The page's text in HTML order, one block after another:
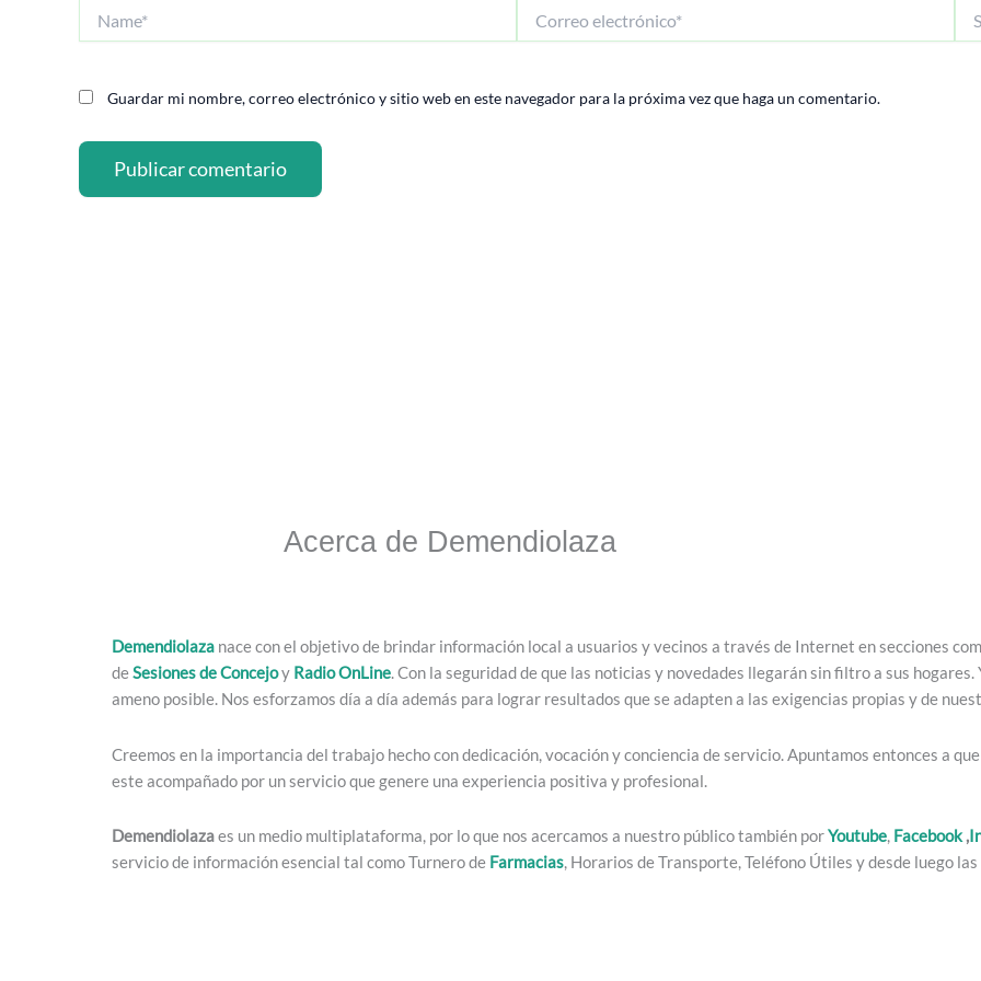
electrónico*
Guardar mi nombre, correo electrónico y sitio web en este navegador para la próxima vez que haga un comentario.
Acerca de Demendiolaza
Demendiolaza nace con el objetivo de brindar información local a usuarios y vecinos a través de Internet en secciones
deSesiones de Concejoy Radio OnLine. Con la seguridad de que las noticias y novedades llegarán sin filtro a sus
ameno posible. Nos esforzamos día a día además para lograr resultados que se adapten a las exigencias propias y de
Creemos en la importancia del trabajo hecho con dedicación, vocación y conciencia de servicio. Apuntamos entonces a
este acompañado por un servicio que genere una experiencia positiva y profesional.
Demendiolazaes un medio multiplataforma, por lo que nos acercamos a nuestro público también porYoutube, Facebook,
servicio de información esencial tal como Turnero de Farmacias, Horarios de Transporte, Teléfono Útiles y desde luego